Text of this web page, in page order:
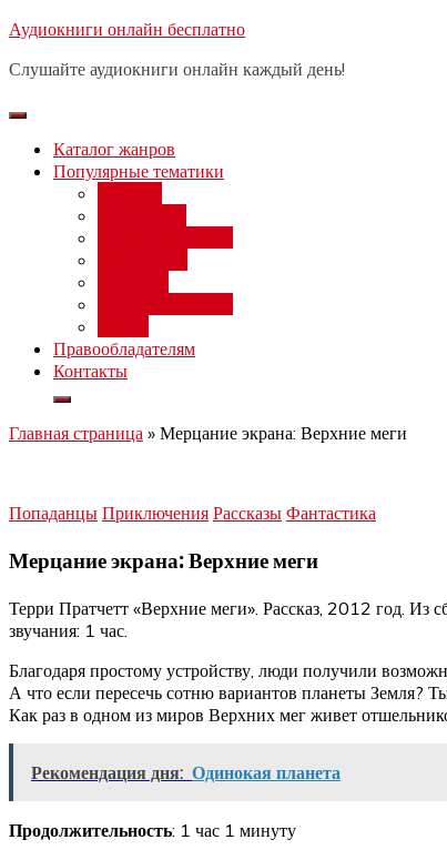
Перейти
содержимому
Аудиокниги онлайн бесплатно
Слушайте аудиокниги онлайн каждый день!
Каталог жанров
Популярные тематики
Правообладателям
Контакты
Главная страница » Мерцание экрана: Верхние меги
Попаданцы Приключения Рассказы Фантастика
Мерцание экрана: Верхние меги
Терри Пратчетт «Верхние меги». Рассказ, 2012 год. Из
звучания: 1 час.
Благодаря простому устройству, люди получили
А что если пересечь сотню вариантов планеты Земля?
Как раз в одном из миров Верхних мег живет
Рекомендация дня: Одинокая планета
Продолжительность: 1 час 1 минуту